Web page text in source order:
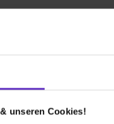
unseren Cookies!
KG